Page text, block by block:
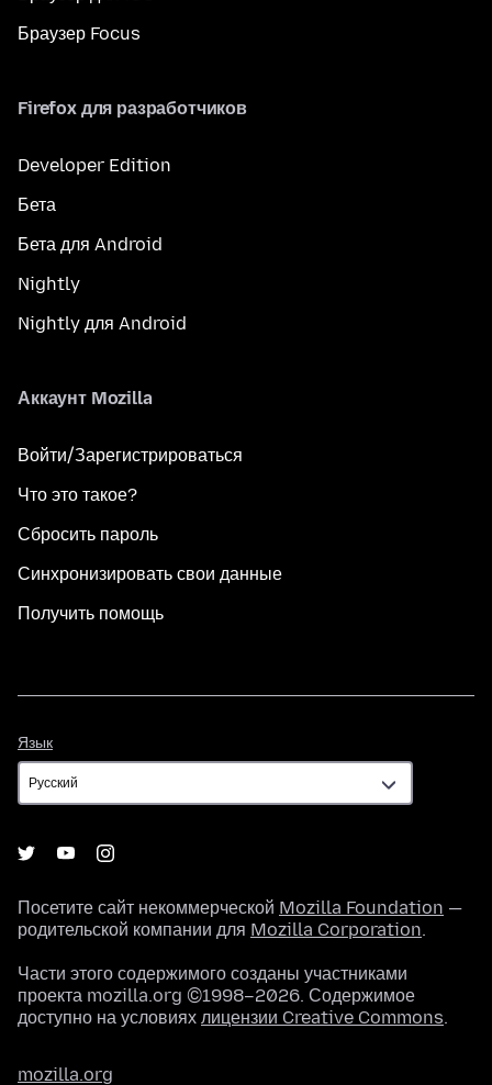
Браузер Focus
Firefox для разработчиков
Developer Edition
Бета
Бета для Android
Nightly
Nightly для Android
Аккаунт Mozilla
Войти/Зарегистрироваться
Что это такое?
Сбросить пароль
Синхронизировать свои данные
Получить помощь
Язык
Посетите сайт некоммерческой Mozilla Foundation —
родительской компании для Mozilla Corporation.
Части этого содержимого созданы участниками
проекта mozilla.org ©1998–2026. Содержимое
доступно на условиях лицензии Creative Commons.
mozilla.org